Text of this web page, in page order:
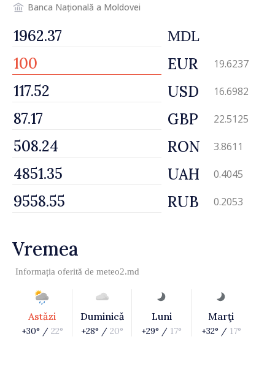
Banca Națională a Moldovei
MDL
EUR 19.6237
USD 16.6982
GBP 22.5125
RON 3.8611
UAH 0.4045
RUB 0.2053
Vremea
Informația oferită de meteo2.md
Astăzi
+30° / 22°
Duminică
+28° / 20°
Luni
+29° / 17°
Marţi
+32° / 17°